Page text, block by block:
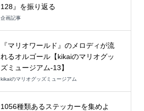
128』を振り返る
企画記事
『マリオワールド』のメロディが流
れるオルゴール【kikaiのマリオグッ
ズミュージアム-13】
kikaiのマリオグッズミュージアム
1056種類あるステッカーを集めよ